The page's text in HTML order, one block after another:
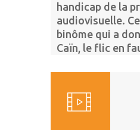
handicap de la
audiovisuelle.
binôme qui a
Caïn, le flic en